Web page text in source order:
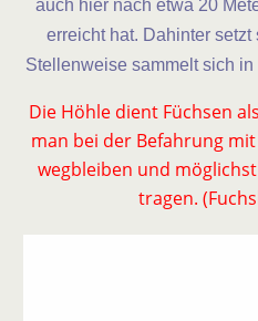
auch hier nach etwa 20
erreicht hat. Dahinter
Stellenweise sammelt sich
Die Höhle dient Füchsen
man bei der Befahrung
wegbleiben und
tragen.